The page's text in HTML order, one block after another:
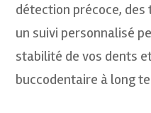
détection précoce,
un suivi personnalisé
stabilité de vos dents
buccodentaire à long